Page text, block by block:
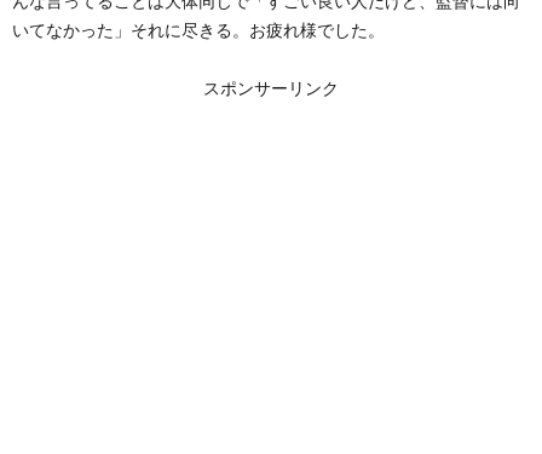
いてなかった」それに尽きる。お疲れ様でした。
スポンサーリンク